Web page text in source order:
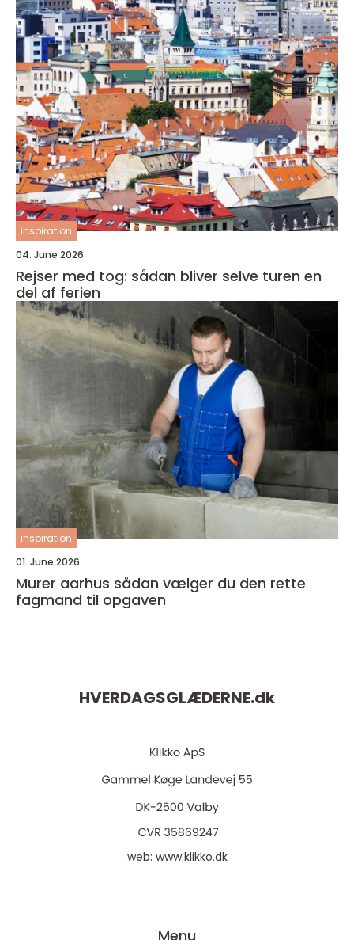
inspiration
04. June 2026
Rejser med tog: sådan bliver selve turen en
del af ferien
inspiration
01. June 2026
Murer aarhus sådan vælger du den rette
fagmand til opgaven
HVERDAGSGLÆDERNE.dk
web: www.klikko.dk
Menu